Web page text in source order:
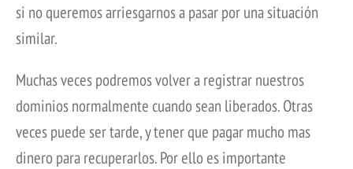
si no queremos arriesgarnos a pasar por una situación
similar.
Muchas veces podremos volver a registrar nuestros
dominios normalmente cuando sean liberados. Otras
veces puede ser tarde, y tener que pagar mucho mas
dinero para recuperarlos. Por ello es importante